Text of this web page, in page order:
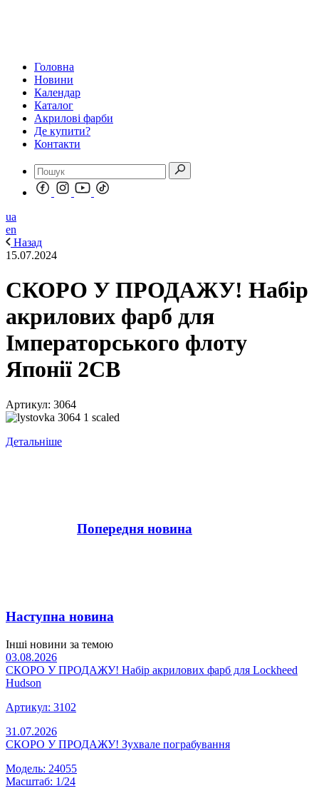
Головна
Новини
Календар
Каталог
Акрилові фарби
Де купити?
Контакти
ua
en
Назад
15.07.2024
СКОРО У ПРОДАЖУ! Набір
акрилових фарб для
Імператорського флоту
Японії 2СВ
Артикул: 3064
Детальніше
Попередня новина
Наступна новина
Інші новини за темою
03.08.2026
СКОРО У ПРОДАЖУ! Набір акрилових фарб для Lockheed
Hudson
Артикул: 3102
31.07.2026
СКОРО У ПРОДАЖУ! Зухвале пограбування
Модель: 24055
Масштаб: 1/24